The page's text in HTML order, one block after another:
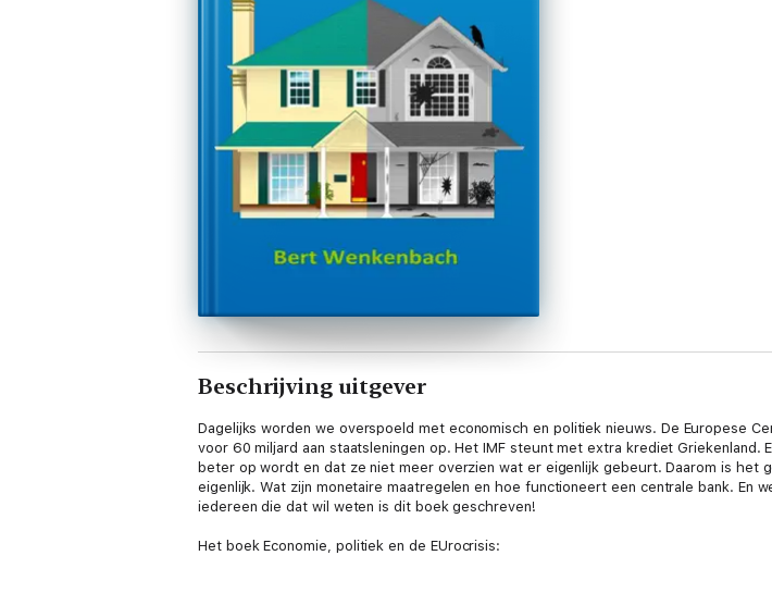
Beschrijving uitgever
Dagelijks worden we overspoeld met economisch en politiek nieuws. De Europese
voor 60 miljard aan staatsleningen op. Het IMF steunt met extra krediet
beter op wordt en dat ze niet meer overzien wat er eigenlijk gebeurt. Daarom is het
eigenlijk. Wat zijn monetaire maatregelen en hoe functioneert een centrale bank. En
iedereen die dat wil weten is dit boek geschreven!
Het boek Economie, politiek en de EUrocrisis: